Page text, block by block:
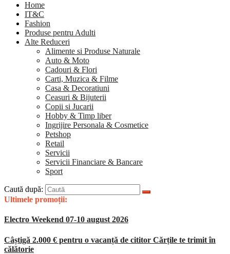
Home
IT&C
Fashion
Produse pentru Adulti
Alte Reduceri
Alimente si Produse Naturale
Auto & Moto
Cadouri & Flori
Carti, Muzica & Filme
Casa & Decoratiuni
Ceasuri & Bijuterii
Copii si Jucarii
Hobby & Timp liber
Ingrijire Personala & Cosmetice
Petshop
Retail
Servicii
Servicii Financiare & Bancare
Sport
Caută după:
Ultimele promoții:
Electro Weekend 07-10 august 2026
Câștigă 2.000 € pentru o vacanță de cititor Cărțile te trimit în
călătorie